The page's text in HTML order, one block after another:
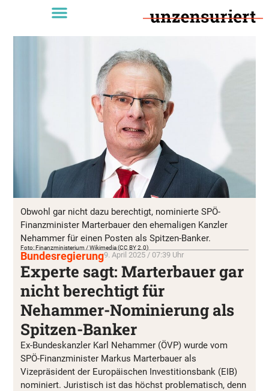
Obwohl gar nicht dazu berechtigt, nominierte SPÖ-
Finanzminister Marterbauer den ehemaligen Kanzler
Nehammer für einen Posten als Spitzen-Banker.
Foto: Finanzministerium / Wikimedia (CC BY 2.0)
Bundesregierung9. April 2025 / 07:39 Uhr
Experte sagt: Marterbauer gar
nicht berechtigt für
Nehammer-Nominierung als
Spitzen-Banker
Ex-Bundeskanzler Karl Nehammer (ÖVP) wurde vom
SPÖ-Finanzminister Markus Marterbauer als
Vizepräsident der Europäischen Investitionsbank (EIB)
nominiert. Juristisch ist das höchst problematisch, denn